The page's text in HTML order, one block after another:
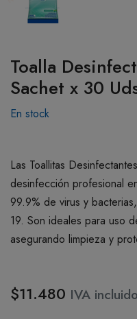
Toalla
Sachet x 30
En stock
Las Toallitas
desinfección profesional
99.9% de virus y
19. Son ideales para uso
asegurando limpieza y
$11.480 IVA incluido